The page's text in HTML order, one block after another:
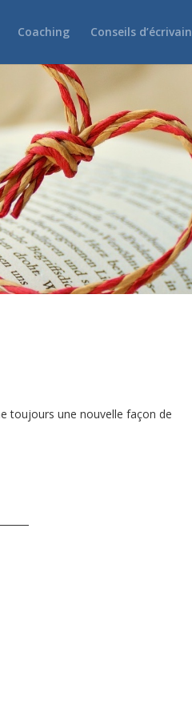
Coaching Conseils d’écrivain
toujours une nouvelle façon de